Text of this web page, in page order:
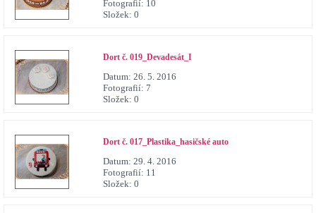
Fotografií: 10
Složek: 0
Dort č. 019_Devadesát_I
Datum: 26. 5. 2016
Fotografií: 7
Složek: 0
Dort č. 017_Plastika_hasičské auto
Datum: 29. 4. 2016
Fotografií: 11
Složek: 0